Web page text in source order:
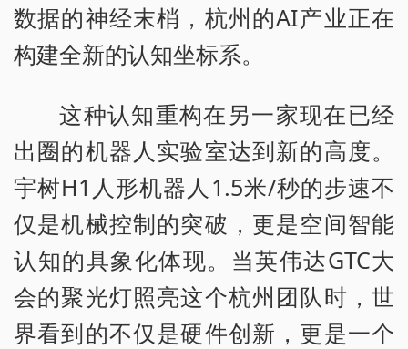
数据的神经末梢，杭州的AI产业正在
构建全新的认知坐标系。
这种认知重构在另一家现在已经
出圈的机器人实验室达到新的高度。
宇树H1人形机器人1.5米/秒的步速不
仅是机械控制的突破，更是空间智能
认知的具象化体现。当英伟达GTC大
会的聚光灯照亮这个杭州团队时，世
界看到的不仅是硬件创新，更是一个